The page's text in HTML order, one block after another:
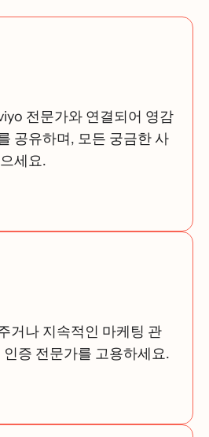
전문가와 연결되어 영감
공유하며, 모든 궁금한 사
세요.
거나 지속적인 마케팅 관
증 전문가를 고용하세요.